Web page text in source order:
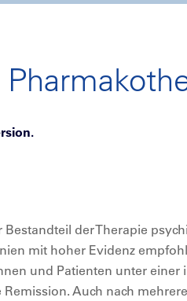
der Therapie
mit hoher Evidenz
und Patienten unter einer
Auch nach